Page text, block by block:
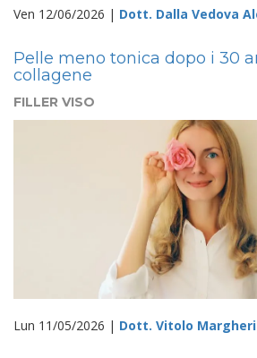
Ven 12/06/2026 | Dott. Dalla Vedova
Pelle meno tonica dopo i 30
collagene
FILLER VISO
Lun 11/05/2026 | Dott. Vitolo